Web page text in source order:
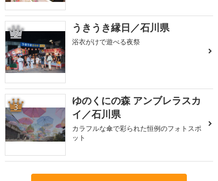
2 うきうき縁日／石川県
浴衣がけで遊べる夜祭
3
ゆのくにの森 アンブレラスカ
イ／石川県
カラフルな傘で彩られた恒例のフォトスポ
ット